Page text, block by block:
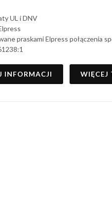
UL i DNV
praskami Elpress połączenia
INFORMACJI WIĘCEJ